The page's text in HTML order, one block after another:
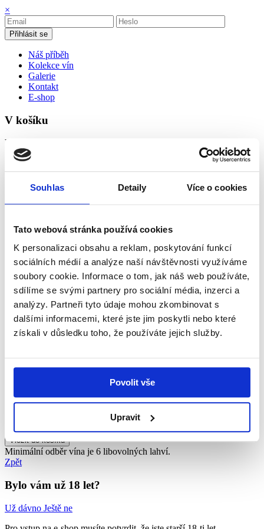
Souhlas Detaily Více o cookies
Tato webová stránka používá cookies
K personalizaci obsahu a reklam, poskytování funkcí
sociálních médií a analýze naší návštěvnosti využíváme
soubory cookie. Informace o tom, jak náš web používáte,
sdílíme se svými partnery pro sociální média, inzerci a
analýzy. Partneři tyto údaje mohou zkombinovat s
dalšími informacemi, které jste jim poskytli nebo které
získali v důsledku toho, že používáte jejich služby.
Povolit vše
Upravit
×
Přihlásit se
Náš příběh
Kolekce vín
Galerie
Kontakt
E-shop
V košíku
V košíku zatím nemáte žádné položky.
Zpět
moravské zemské víno 2022
Jemné bílé víno s harmonickou sladkostí, lehkostí a dlouhou
ovocnou dochutí
Charakteristika
Obsah láhve
Barva
Zbytkový cukr
Kyseliny
Alkohol
Obsahuje oxid siřičitý
0,75 l
bílá vína
V košíku
Minimální odběr vína je 6 libovolných lahví.
Zpět
Bylo vám už 18 let?
Už dávno Ještě ne